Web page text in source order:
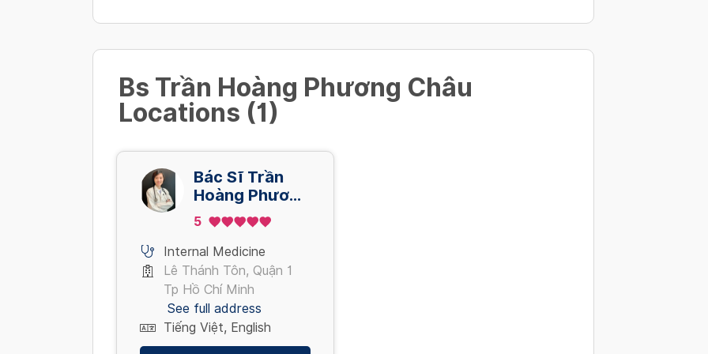
Bs Trần Hoàng Phương Châu
Locations (1)
Bác Sĩ Trần
Hoàng Phương
Châu- Khoa
Nội Tổng Hợp-
Khám Online
5
Internal Medicine
Lê Thánh Tôn, Quận 1
Tp Hồ Chí Minh
See full address
Tiếng Việt, English